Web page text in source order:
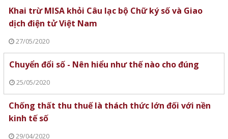
Khai trừ MISA khỏi Câu lạc bộ Chữ ký số và Giao
dịch điện tử Việt Nam
27/05/2020
Chuyển đổi số - Nên hiểu như thế nào cho đúng
25/05/2020
Chống thất thu thuế là thách thức lớn đối với nền
kinh tế số
29/04/2020